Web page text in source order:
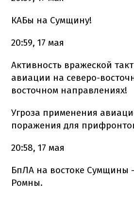
КАБы на Сумщину!
20:59, 17 мая
Активность вражеской
авиации на северо-
восточном направлениях!
Угроза применения
поражения для
20:58, 17 мая
БпЛА на востоке Сумщины
Ромны.